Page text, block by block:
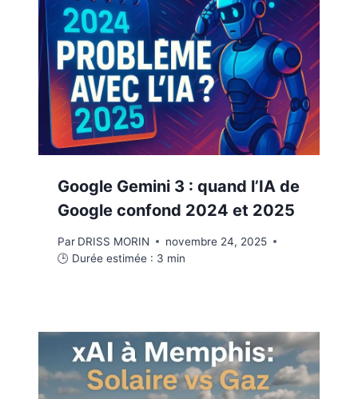
Google Gemini 3 : quand l’IA de
Google confond 2024 et 2025
Par DRISS MORIN
novembre 24, 2025
🕒 Durée estimée : 3 min